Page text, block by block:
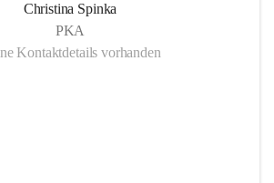
Christina Spinka
PKA
Kontaktdetails vorhanden